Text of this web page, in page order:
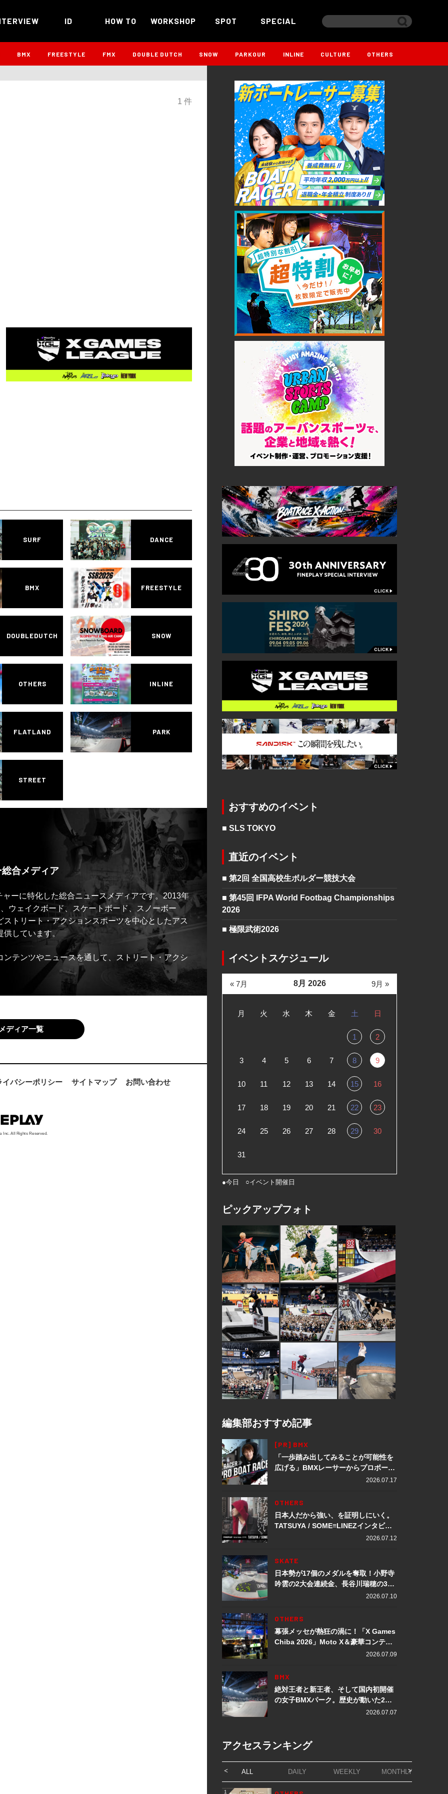
ID HOW TO WORKSHOP SPOT SPECIAL
BMX FREESTYLE FMX DOUBLE DUTCH SNOW PARKOUR INLINE CULTURE OTHERS
1 件
SURF DANCE
BMX FREESTYLE
DOUBLEDUTCH SNOW
OTHERS INLINE
FLATLAND PARK
STREET
合メディア
ーに特化した総合ニュースメディアです。2013年
ウェイクボード、スケートボード、スノーボー
トリート・アクションスポーツを中心としたアス
供しています。
テンツやニュースを通して、ストリート・アクシ
ディア一覧
イバシーポリシー サイトマップ お問い合わせ
Inc. All Rights Reserved.
おすすめのイベント
■ SLS TOKYO
直近のイベント
■ 第2回 全国高校生ボルダー競技大会
■ 第45回 IFPA World Footbag Championships
2026
■ 極限武術2026
イベントスケジュール
8月 2026
月 火 水 木 金 土 日
1 2
3 4 5 6 7 8 9
10 11 12 13 14 15 16
17 18 19 20 21 22 23
24 25 26 27 28 29 30
31
« 7月 9月 »
●今日 ○イベント開催日
ピックアップフォト
編集部おすすめ記事
[PR] BMX
「一歩踏み出してみることが可能性を
広げる」BMXレーサーからプロボート
レーサーへ転身。上田龍星が体現する
2026.07.17
OTHERS
日本人だから強い、を証明しにいく。
TATSUYA / SOME≡LINEZインタビュ
2026.07.12
SKATE
日本勢が17個のメダルを奪取！小野寺
吟雲の2大会連続金、長谷川瑞穂の3メ
ダル獲得など数々の快挙をプレイバッ
2026.07.10
OTHERS
幕張メッセが熱狂の渦に！「X Games
Chiba 2026」Moto X＆豪華コンテン
2026.07.09
BMX
絶対王者と新王者、そして国内初開催
の女子BMXパーク。歴史が動いた2日
2026.07.07
アクセスランキング
ALL DAILY WEEKLY MONTHLY
1